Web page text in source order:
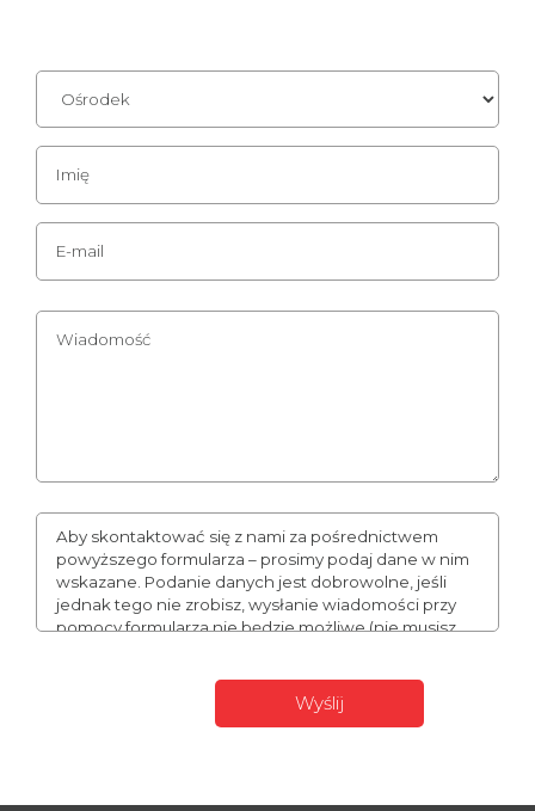
Aby skontaktować się z nami za pośrednictwem
powyższego formularza – prosimy podaj dane w nim
wskazane. Podanie danych jest dobrowolne, jeśli
jednak tego nie zrobisz, wysłanie wiadomości przy
pomocy formularza nie będzie możliwe (nie musisz
dane mogą stanowić Twoje dane osobowe. W takim
wypadku administratorem Twoich danych